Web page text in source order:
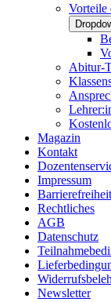
Vorteile
Abitur-
Magazin
Kontakt
Impressum
Rechtliches
AGB
Datenschutz
Newsletter